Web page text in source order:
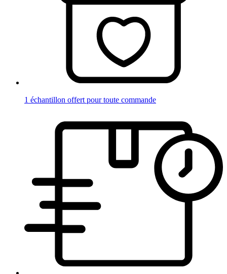
1 échantillon offert pour toute commande